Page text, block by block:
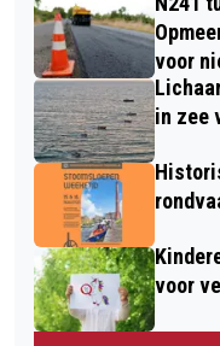
AANGEREDEN
ALKMAARvoor
in zee
voor